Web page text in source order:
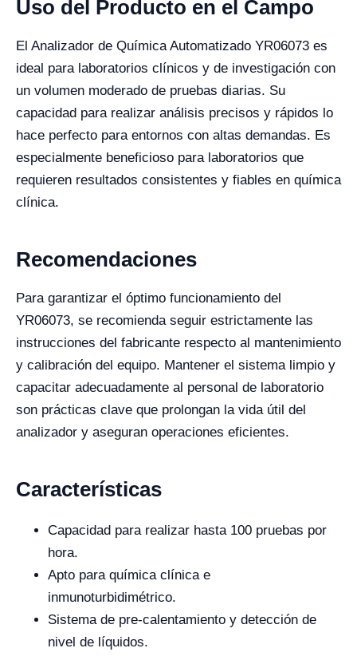
Uso del Producto en el Campo
El Analizador de Química Automatizado YR06073 es
ideal para laboratorios clínicos y de investigación con
un volumen moderado de pruebas diarias. Su
capacidad para realizar análisis precisos y rápidos lo
hace perfecto para entornos con altas demandas. Es
especialmente beneficioso para laboratorios que
requieren resultados consistentes y fiables en química
clínica.
Recomendaciones
Para garantizar el óptimo funcionamiento del
YR06073, se recomienda seguir estrictamente las
instrucciones del fabricante respecto al mantenimiento
y calibración del equipo. Mantener el sistema limpio y
capacitar adecuadamente al personal de laboratorio
son prácticas clave que prolongan la vida útil del
analizador y aseguran operaciones eficientes.
Características
Capacidad para realizar hasta 100 pruebas por
hora.
Apto para química clínica e
inmunoturbidimétrico.
Sistema de pre-calentamiento y detección de
nivel de líquidos.